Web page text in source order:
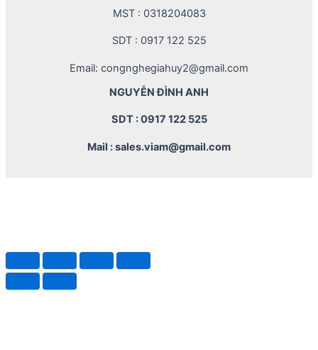
MST : 0318204083
SDT : 0917 122 525
Email: congnghegiahuy2@gmail.com
NGUYỄN ĐÌNH ANH
SDT : 0917 122 525
Mail : sales.viam@gmail.com